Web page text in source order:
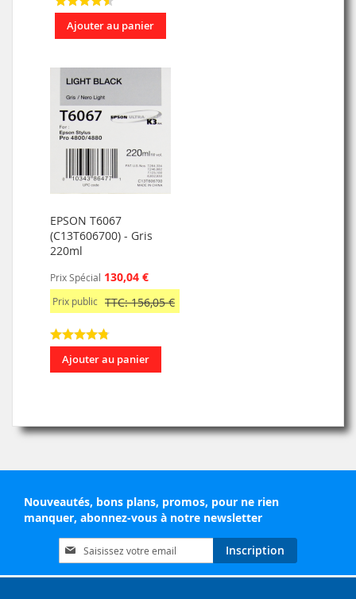
Ajouter au panier
EPSON T6067
(C13T606700) - Gris
220ml
Prix Spécial 130,04 €
Prix public TTC: 156,05 €
Ajouter au panier
Nouveautés, bons plans, promos, pour ne rien
manquer, abonnez-vous à notre newsletter
Inscription
à
notre
Inscription